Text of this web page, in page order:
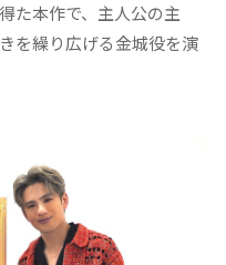
た本作で、主人公の主
を繰り広げる金城役を演